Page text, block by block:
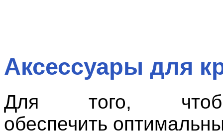
Аксессуары для
Для того,
обеспечить